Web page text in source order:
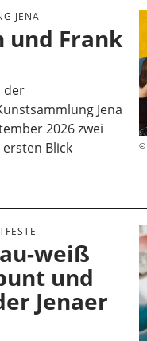
JENA
und Frank
der
Jena
2026 zwei
Blick
weiß
und
Jenaer